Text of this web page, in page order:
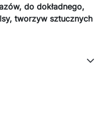
do dokładnego,
tworzyw sztucznych